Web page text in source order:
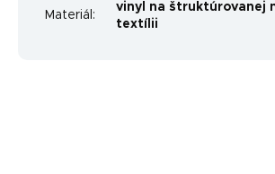
Materiál :
vinyl na štruktúrovanej
textílii